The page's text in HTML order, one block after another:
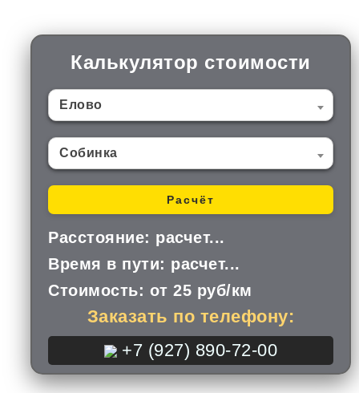
Калькулятор стоимости
Елово
Собинка
Расчёт
Расстояние: расчет...
Время в пути: расчет...
Стоимость: от 25 руб/км
Заказать по телефону:
+7 (927) 890-72-00